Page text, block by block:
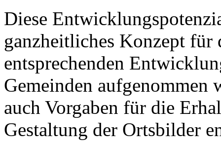
Diese
ganzheitliches Konzept
entsprechenden
Gemeinden aufgenommen
auch Vorgaben für die
Gestaltung der Ortsbilder